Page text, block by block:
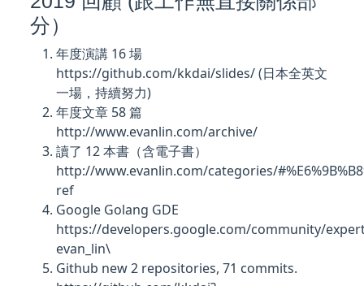
分）
年度演講 16 場
https://github.com/kkdai/slides/ (日本全英文
一場，持續努力)
年度文章 58 篇
http://www.evanlin.com/archive/
讀了 12 本書（含電子書）
http://www.evanlin.com/categories/
ref
Google Golang GDE
https://developers.google.com/community/
evan_lin\
Github new 2 repositories, 71 commits.